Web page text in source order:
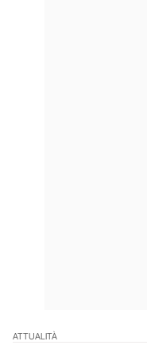
ATTUALITÀ